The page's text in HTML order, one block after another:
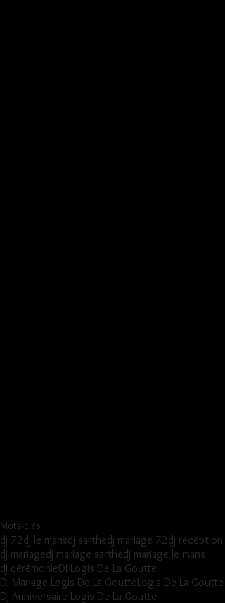
Mots-clés :
dj 72dj le mansdj sarthedj mariage 72dj réception
dj mariagedj mariage sarthedj mariage le mans
dj cérémonieDJ Logis De La Goutte
DJ Mariage Logis De La GoutteLogis De La Goutte
DJ Anniversaire Logis De La Goutte